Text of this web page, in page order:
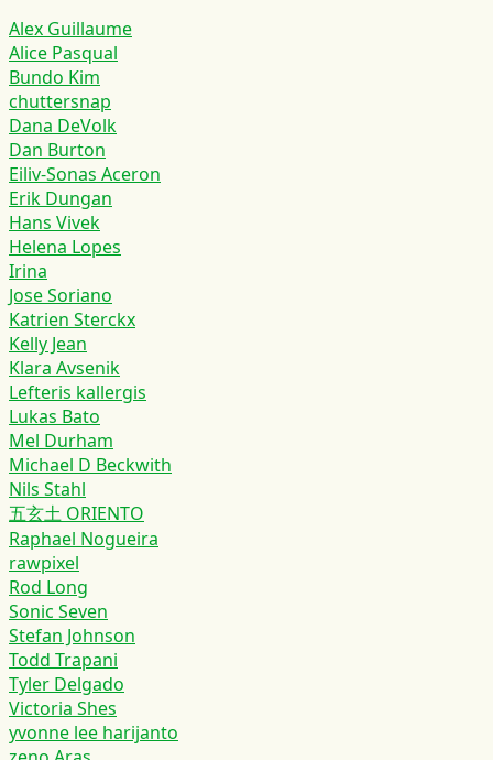
Alex Guillaume
Alice Pasqual
Bundo Kim
chuttersnap
Dana DeVolk
Dan Burton
Eiliv-Sonas Aceron
Erik Dungan
Hans Vivek
Helena Lopes
Irina
Jose Soriano
Katrien Sterckx
Kelly Jean
Klara Avsenik
Lefteris kallergis
Lukas Bato
Mel Durham
Michael D Beckwith
Nils Stahl
五玄土 ORIENTO
Raphael Nogueira
rawpixel
Rod Long
Sonic Seven
Stefan Johnson
Todd Trapani
Tyler Delgado
Victoria Shes
yvonne lee harijanto